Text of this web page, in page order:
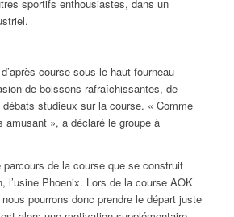
sportifs enthousiastes, dans un
course sous le haut-fourneau
de boissons rafraîchissantes, de
studieux sur la course. « Comme
amusant », a déclaré le groupe à
parcours de la course que se construit
l’usine Phoenix. Lors de la course AOK
pourrons donc prendre le départ juste